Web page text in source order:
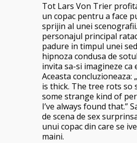
Tot Lars Von Trier
un copac pentru a face
sprijin al unei
personajul principal
padure in timpul unei
hipnoza condusa de
invita sa-si imagineze ca
Aceasta concluzioneaza:
is thick. The tree rots so
some strange kind of
I’ve always found that.”
de scena de sex
unui copac din care se
maini.